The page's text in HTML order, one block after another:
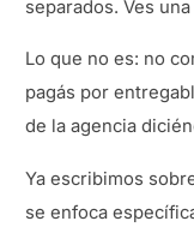
separados. Ves
Lo que no es: no
pagás por
de la agencia
Ya escribimos
se enfoca